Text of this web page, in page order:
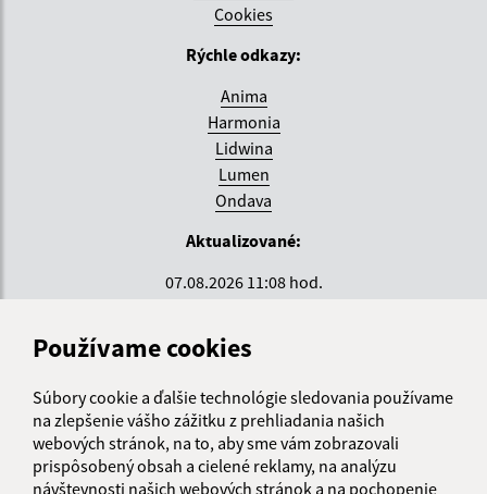
Používame cookies
Súbory cookie a ďalšie technológie sledovania používame
na zlepšenie vášho zážitku z prehliadania našich
webových stránok, na to, aby sme vám zobrazovali
prispôsobený obsah a cielené reklamy, na analýzu
návštevnosti našich webových stránok a na pochopenie
Cookies
Rýchle odkazy:
Anima
Harmonia
Lidwina
Lumen
Ondava
Aktualizované:
07.08.2026 11:08 hod.
Správca obsahu je Krajské centrum sociálnych služieb
ZEMPLÍN.
Vytvorené v súlade sJednotným dizajn manuálom
elektronických služieb.